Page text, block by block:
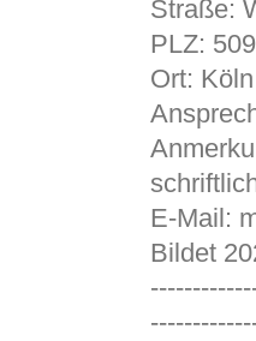
Straße:
PLZ:
Ort: Köln
E-Mail:
Bildet